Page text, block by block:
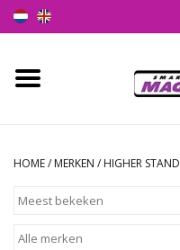
Home
Headshop
HOME/ MERKEN / HIGHER